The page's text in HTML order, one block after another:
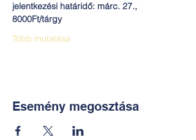
jelentkezési határidő: márc. 27.,
8000Ft/tárgy
Több mutatása
Esemény megosztása